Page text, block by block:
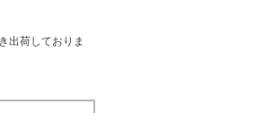
出荷しておりま